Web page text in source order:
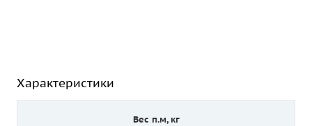
Характеристики
Вес п.м, кг